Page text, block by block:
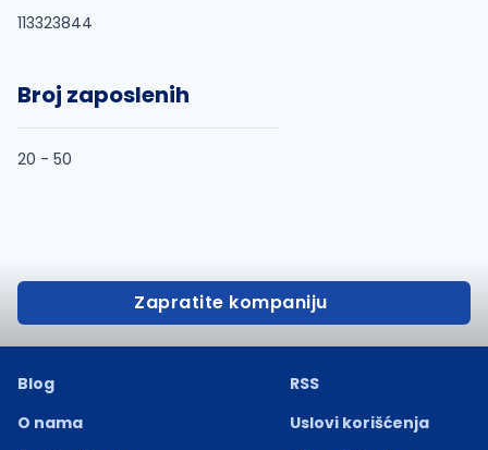
113323844
Broj zaposlenih
20 - 50
Zapratite kompaniju
Blog
O nama
RSS
Uslovi korišćenja